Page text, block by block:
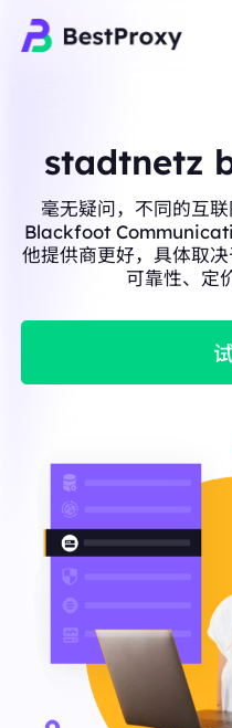
stadtnetz
毫无疑问，不同的互
Blackfoot
他提供商更好，具体取决
可靠性、定